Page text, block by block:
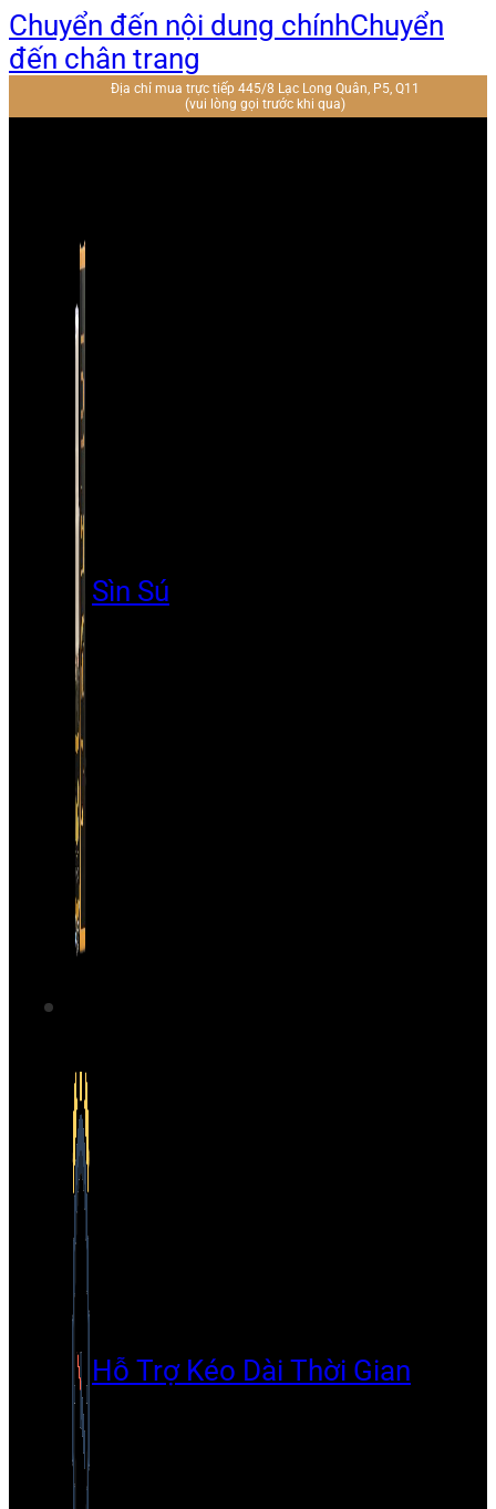
Chuyển đến nội dung chínhChuyển
đến chân trang
Địa chỉ mua trực tiếp 445/8 Lạc Long Quân, P5, Q11
(vui lòng gọi trước khi qua)
Sìn Sú
Hỗ Trợ Kéo Dài Thời Gian